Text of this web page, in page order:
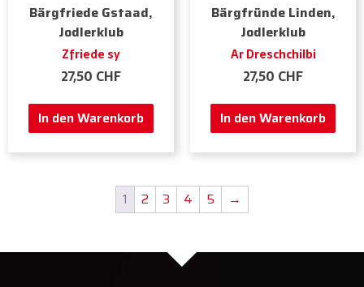
Bärgfriede Gstaad,
Jodlerklub
Zfriede sy
27,50 CHF
In den Warenkorb
Bärgfründe Linden,
Jodlerklub
Ar Dreschchilbi
27,50 CHF
In den Warenkorb
1 2 3 4 5 →